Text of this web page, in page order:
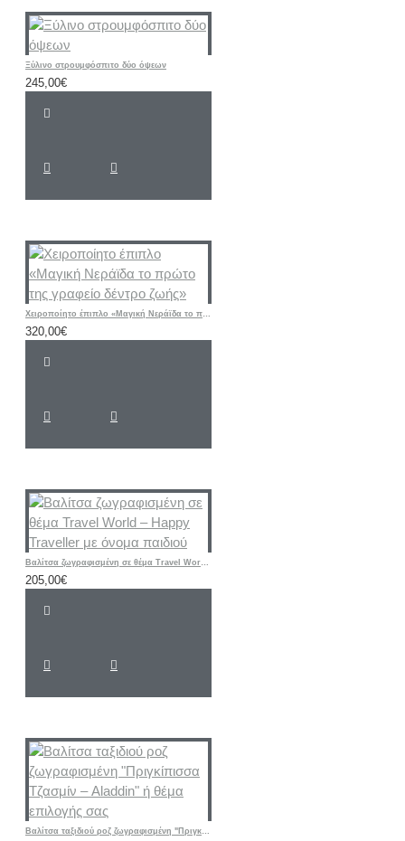
Ξύλινο στρουμφόσπιτο δύο όψεων
245,00€
Χειροποίητο έπιπλο «Μαγική Νεράϊδα το πρώτο της γραφείο δέντρο ζωής»
320,00€
Βαλίτσα ζωγραφισμένη σε θέμα Travel World – Happy Traveller με όνομα παιδιού
205,00€
Βαλίτσα ταξιδιού ροζ ζωγραφισμένη "Πριγκίπισσα Τζασμίν – Aladdin" ή θέμα επιλογής σας